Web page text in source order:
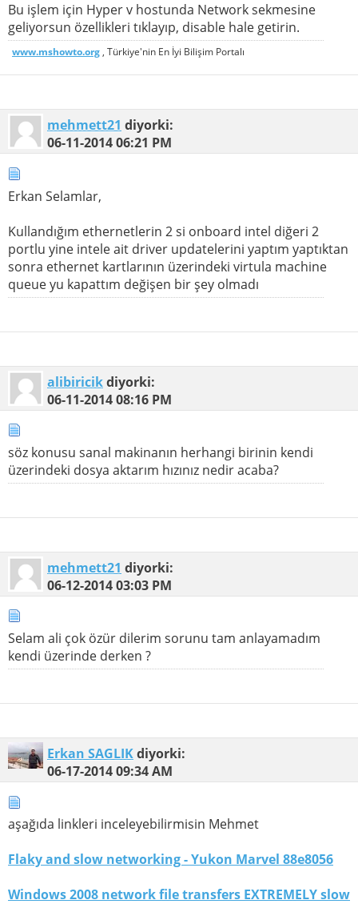
Bu işlem için Hyper v hostunda Network sekmesine
geliyorsun özellikleri tıklayıp, disable hale getirin.
www.mshowto.org , Türkiye'nin En İyi Bilişim Portalı
mehmett21 diyorki:
06-11-201406:21 PM
Erkan Selamlar,
Kullandığım ethernetlerin 2 si onboard intel diğeri 2
portlu yine intele ait driver updatelerini yaptım yaptıktan
sonra ethernet kartlarının üzerindeki virtula machine
queue yu kapattım değişen bir şey olmadı
alibiricikdiyorki:
06-11-201408:16 PM
söz konusu sanal makinanın herhangi birinin kendi
üzerindeki dosya aktarım hızınız nedir acaba?
mehmett21 diyorki:
06-12-201403:03 PM
Selam ali çok özür dilerim sorunu tam anlayamadım
kendi üzerinde derken ?
Erkan SAGLIKdiyorki:
06-17-201409:34 AM
aşağıda linkleri inceleyebilirmisin Mehmet
Flaky and slow networking - Yukon Marvel 88e8056
Windows 2008 network file transfers EXTREMELY slow